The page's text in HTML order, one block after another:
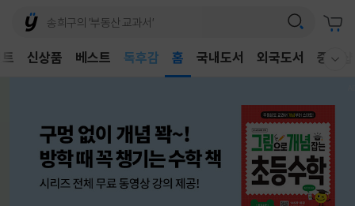
신상품 베스트
어린이
어린이
홈 국내도서 외국도서 중고샵